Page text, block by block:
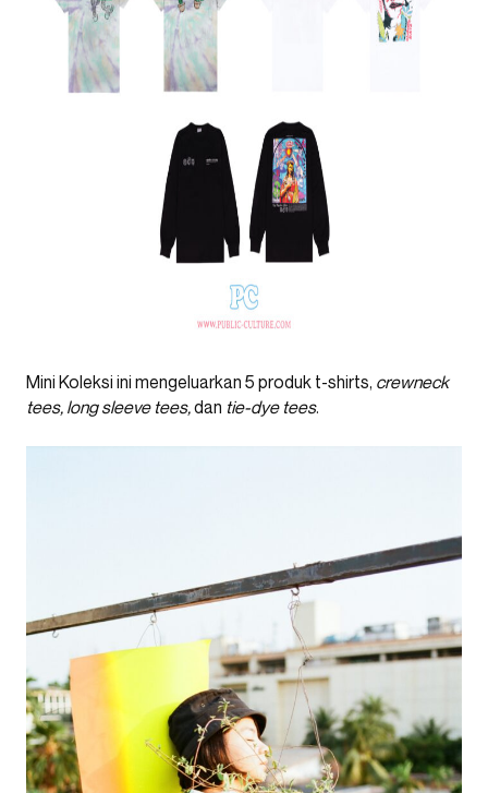
Mini Koleksi ini mengeluarkan 5 produk t-shirts, crewneck
tees, long sleeve tees,dan tie-dye tees.